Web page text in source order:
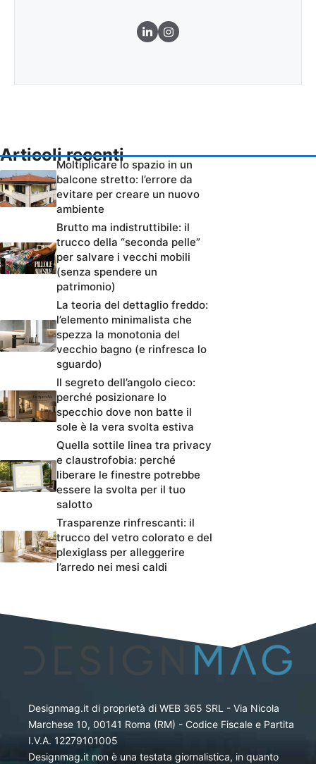
Articoli recenti
Moltiplicare lo spazio in un
balcone stretto: l’errore da
evitare per creare un nuovo
ambiente
Brutto ma indistruttibile: il
trucco della “seconda pelle”
per salvare i vecchi mobili
(senza spendere un
patrimonio)
La teoria del dettaglio freddo:
l’elemento minimalista che
spezza la monotonia del
vecchio bagno (e rinfresca lo
sguardo)
Il segreto dell’angolo cieco:
perché posizionare lo
specchio dove non batte il
sole è la vera svolta estiva
Quella sottile linea tra privacy
e claustrofobia: perché
liberare le finestre potrebbe
essere la svolta per il tuo
salotto
Trasparenze rinfrescanti: il
trucco del vetro colorato e del
plexiglass per alleggerire
l’arredo nei mesi caldi
Designmag.it di proprietà di WEB 365 SRL - Via Nicola
Marchese 10, 00141 Roma (RM) - Codice Fiscale e Partita
I.V.A. 12279101005
Designmag.it non è una testata giornalistica, in quanto